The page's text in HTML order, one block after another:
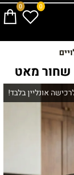
0 0
שחור מאט
אונליין בלבד!